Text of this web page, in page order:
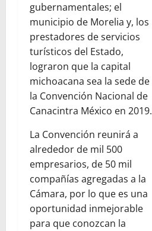
gubernamentales; el
municipio de Morelia y, los
prestadores de servicios
turísticos del Estado,
lograron que la capital
michoacana sea la sede de
la Convención Nacional de
Canacintra México en 2019.
La Convención reunirá a
alrededor de mil 500
empresarios, de 50 mil
compañías agregadas a la
Cámara, por lo que es una
oportunidad inmejorable
para que conozcan la